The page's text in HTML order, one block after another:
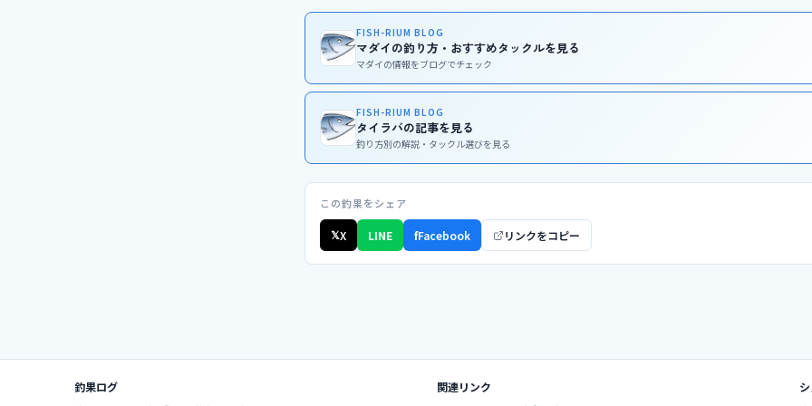
FISH-RIUM BLOG
マダイの釣り方・おすすめタックルを見る
マダイの情報をブログでチェック
FISH-RIUM BLOG
タイラバの記事を見る
釣り方別の解説・タックル選びを見る
この釣果をシェア
𝕏X LINE fFacebook リンクをコピー
釣果ログ 関連リンク